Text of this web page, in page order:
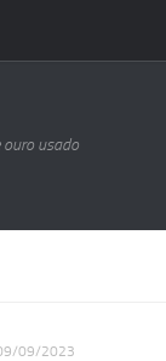
usado
09/2023